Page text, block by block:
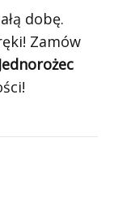
dobę.
Zamów